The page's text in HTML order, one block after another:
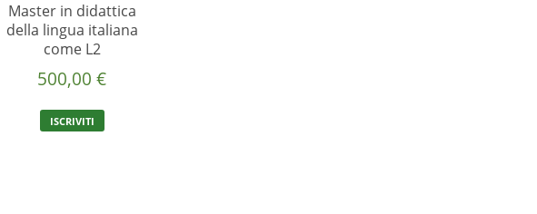
Master in didattica
della lingua italiana
come L2
500,00€
ISCRIVITI